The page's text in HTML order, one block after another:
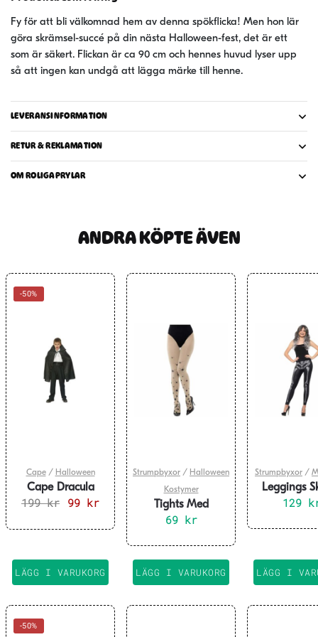
Fy för att bli välkomnad hem av denna spökflicka! Men hon lär
göra skrämsel-succé på din nästa Halloween-fest, det är ett
som är säkert. Flickan är ca 90 cm och hennes huvud lyser upp
så att ingen kan undgå att lägga märke till henne.
LEVERANSINFORMATION
RETUR & REKLAMATION
OM ROLIGAPRYLAR
ANDRA KÖPTE ÄVEN
-50%
Cape/ Halloween
Cape Dracula
Barn – Onesize
199kr
Det
ursprungliga
priset
99 krDet
nuvarande
priset
99 kr.
LÄGG I VARUKORG
Strumpbyxor / Halloween
Kostymer
Tights Med
Spindlar
69 kr
LÄGG I VARUKORG
Strumpbyxor /
Leggings
129
LÄGG I
-50%